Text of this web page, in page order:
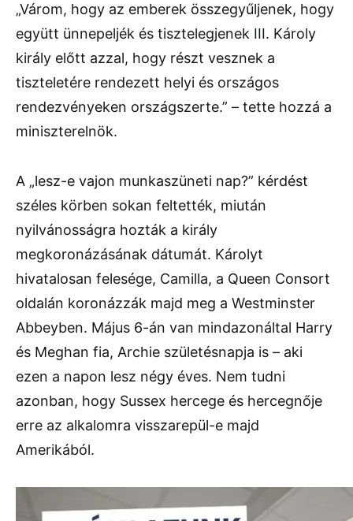
„Várom, hogy az emberek összegyűljenek, hogy
együtt ünnepeljék és tisztelegjenek III. Károly
király előtt azzal, hogy részt vesznek a
tiszteletére rendezett helyi és országos
rendezvényeken országszerte.” – tette hozzá a
miniszterelnök.
A „lesz-e vajon munkaszüneti nap?” kérdést
széles körben sokan feltették, miután
nyilvánosságra hozták a király
megkoronázásának dátumát. Károlyt
hivatalosan felesége, Camilla, a Queen Consort
oldalán koronázzák majd meg a Westminster
Abbeyben. Május 6-án van mindazonáltal Harry
és Meghan fia, Archie születésnapja is – aki
ezen a napon lesz négy éves. Nem tudni
azonban, hogy Sussex hercege és hercegnője
erre az alkalomra visszarepül-e majd
Amerikából.